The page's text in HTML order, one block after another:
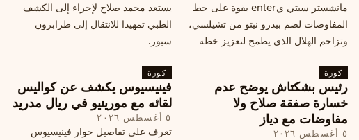
مانشستر سيتي يenter بقوة على خط
المفاوضات لضم بيدرو نيتو من تشيلسي،
وتزاحم الهلال الذي يطمح لتعزيز خطه
يستعد محمد صلاح لإجراء إلى الكشف
الطبي تمهيدا للانتقال إلى طرابزون
سبور.
كورة
رئيس بشكتاش يوضح عدم
خسارة صفقة صلاح ولا
مفاوضات مع دياز
٥ أغسطس ٢٠٢٦
كورة
فينيسيوس يكشف عن كواليس
لقائه مع مورينيو في ريال مدريد
٥ أغسطس ٢٠٢٦
تعرف على تفاصيل حوار فينيسيوس